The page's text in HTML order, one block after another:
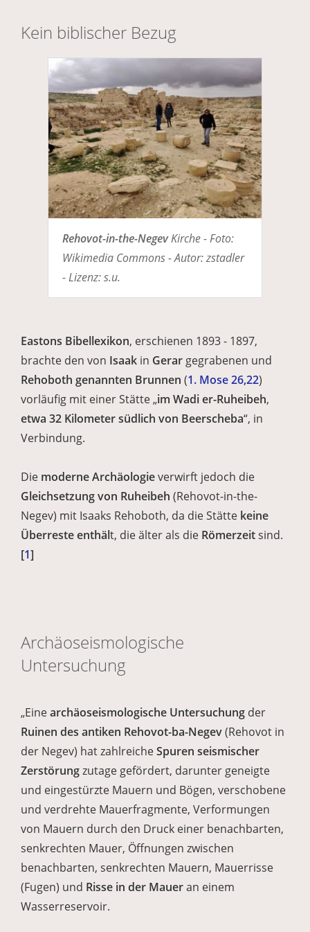
Kein biblischer Bezug
Rehovot-in-the-NegevKirche - Foto:
Wikimedia Commons - Autor: zstadler
- Lizenz: s.u.
Eastons Bibellexikon, erschienen 1893 - 1897,
brachte den von Isaak in Gerar gegrabenen und
Rehoboth genannten Brunnen (1. Mose 26,22)
vorläufig mit einer Stätte „im Wadi er-Ruheibeh,
etwa 32 Kilometer südlich von Beerscheba“, in
Verbindung.
Die moderne Archäologieverwirft jedoch die
Gleichsetzung von Ruheibeh (Rehovot-in-the-
Negev) mit Isaaks Rehoboth, da die Stätte keine
Überreste enthält, die älter als die Römerzeitsind.
[1]
Archäoseismologische
Untersuchung
„Einearchäoseismologische Untersuchung der
Ruinen des antiken Rehovot-ba-Negev(Rehovot in
der Negev) hat zahlreicheSpuren seismischer
Zerstörungzutage gefördert, darunter geneigte
und eingestürzte Mauern und Bögen, verschobene
und verdrehte Mauerfragmente, Verformungen
von Mauern durch den Druck einer benachbarten,
senkrechten Mauer, Öffnungen zwischen
benachbarten, senkrechten Mauern, Mauerrisse
(Fugen) und Risse in der Maueran einem
Wasserreservoir.